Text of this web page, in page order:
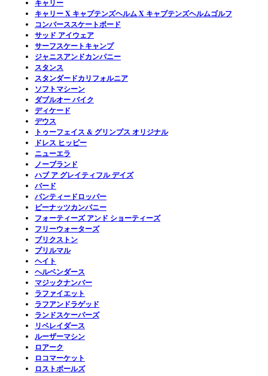
キャリー
キャリー X キャプテンズヘルム X キャプテンズヘルムゴルフ
コンバーススケートボード
サッド アイウェア
サーフスケートキャンプ
ジャニスアンドカンパニー
スタンス
スタンダードカリフォルニア
ソフトマシーン
ダブルオー バイク
ディケード
デウス
トゥーフェイス & グリンプス オリジナル
ドレス ヒッピー
ニューエラ
ノーブランド
ハブ ア グレイティフル デイズ
バード
パンティードロッパー
ピーナッツカンパニー
フォーティーズ アンド ショーティーズ
フリーウォーターズ
ブリクストン
プリルマル
ヘイト
ヘルベンダース
マジックナンバー
ラファイエット
ラフアンドラゲッド
ランドスケーパーズ
リベレイダース
ルーザーマシン
ロアーク
ロコマーケット
ロストボールズ